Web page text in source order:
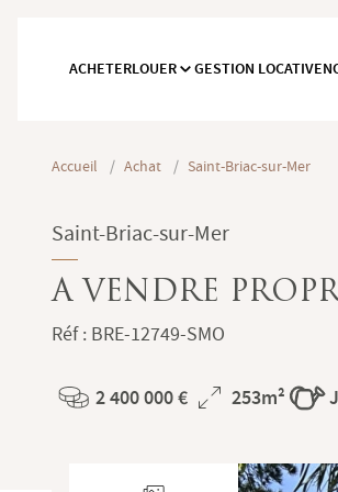
ACHETERLOUER GESTION LOCATIVE
Accueil / Achat / Saint-Briac-sur-Mer
Saint-Briac-sur-Mer
A VENDRE
Réf : BRE-12749-SMO
Prix
2 400 000 €
Superficie
253m²
Ce site est la propriété de
CLASSE ENERGIE
Prénom
Nom